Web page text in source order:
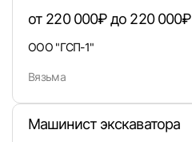
Вход по коду
от 220 000₽ до 220 000₽
ООО "ГСП-1"
Вязьма
Машинист экскаватора